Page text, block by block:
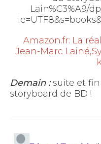
Amazon.fr: La
Jean-Marc
Demain :suite et fin
storyboard de BD !